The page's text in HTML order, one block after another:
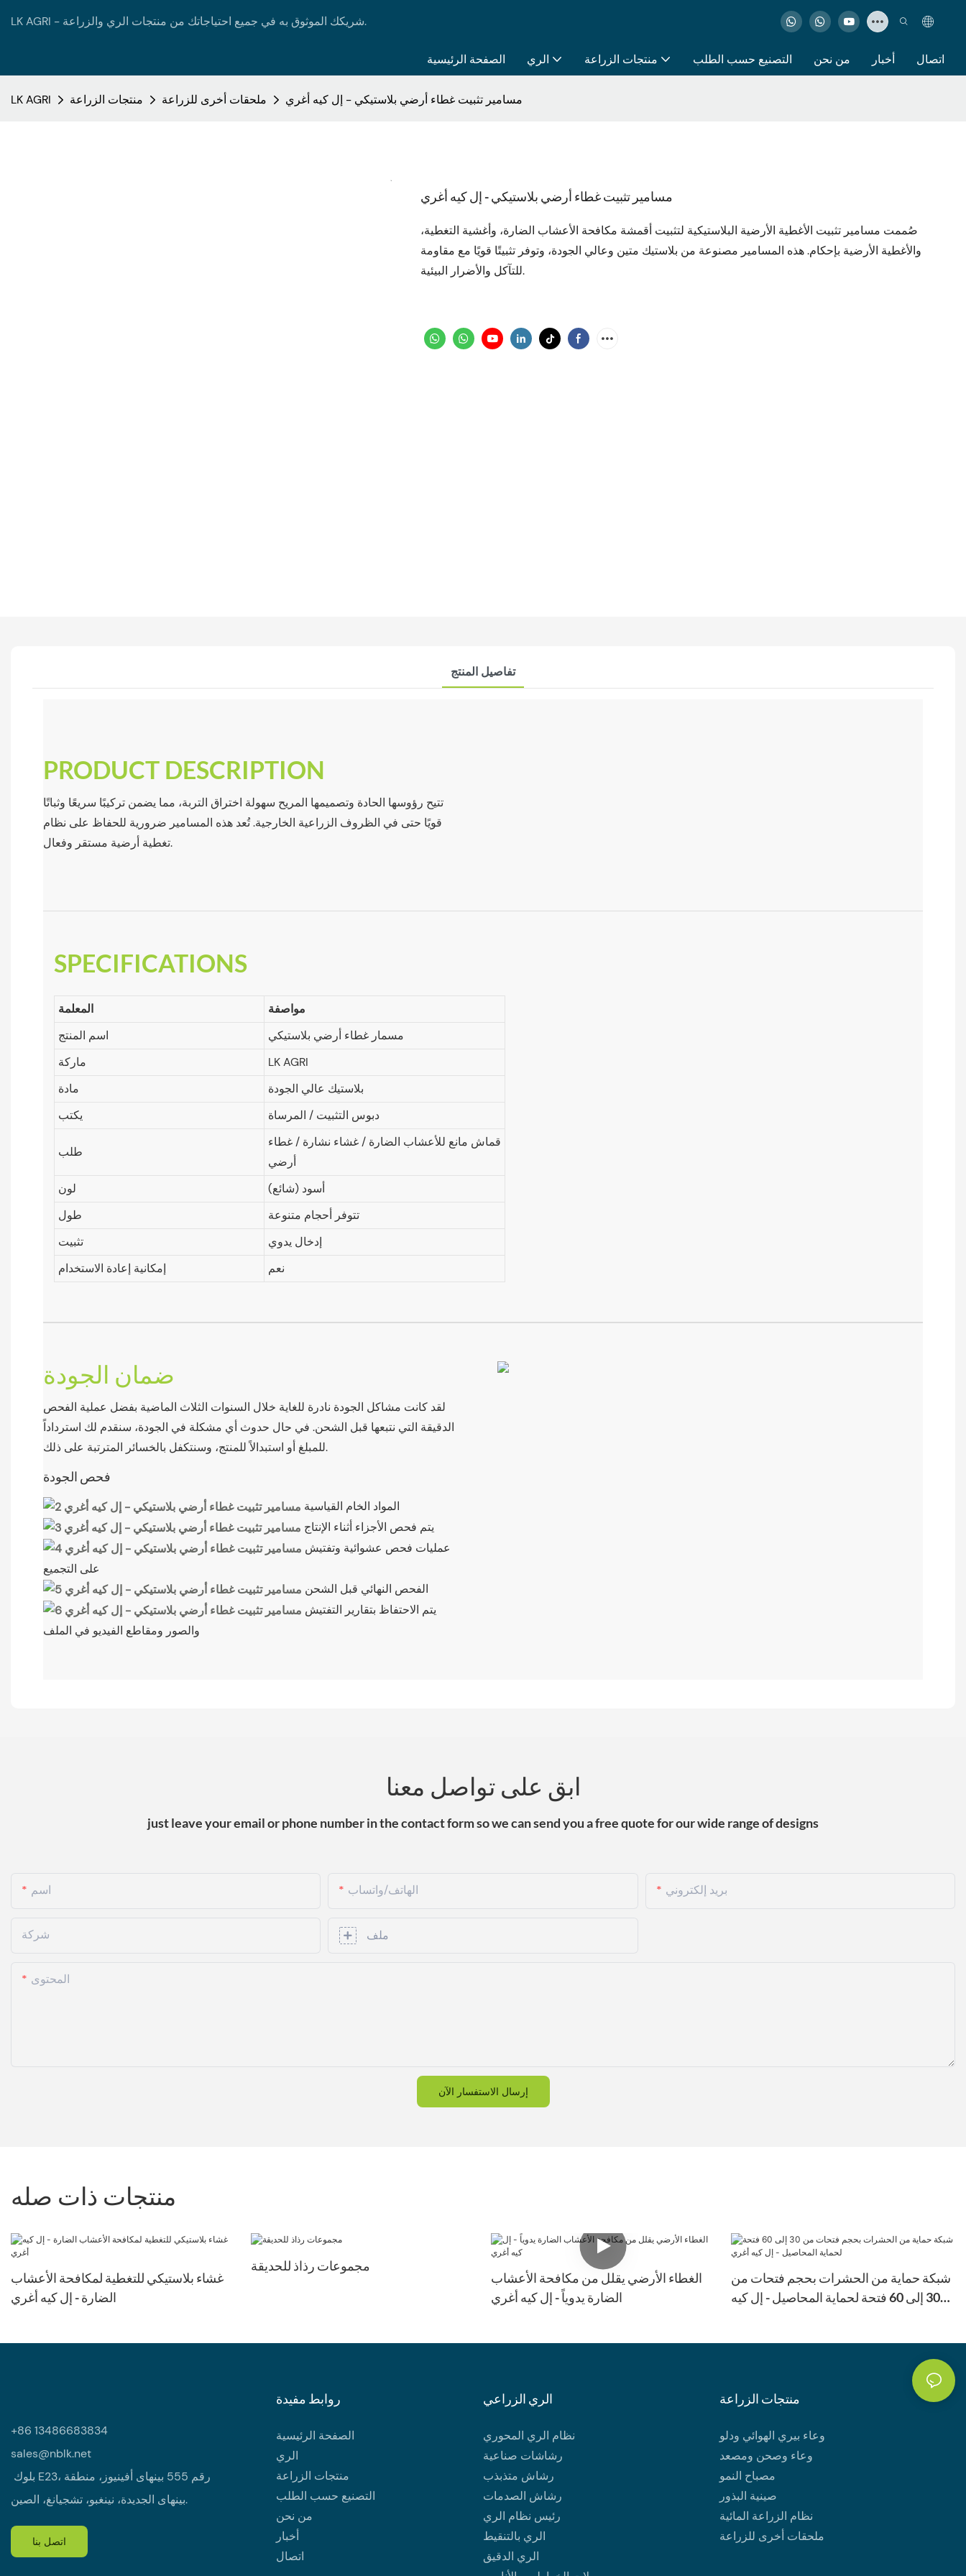
LK AGRI - شريكك الموثوق به في جميع احتياجاتك من منتجات الري والزراعة.
الصفحة الرئيسية الري منتجات الزراعة التصنيع حسب الطلب من نحن أخبار اتصال
LK AGRI منتجات الزراعة ملحقات أخرى للزراعة مسامير تثبيت غطاء أرضي بلاستيكي - إل كيه أغري
مسامير تثبيت غطاء أرضي بلاستيكي - إل كيه أغري
صُممت مسامير تثبيت الأغطية الأرضية البلاستيكية لتثبيت أقمشة مكافحة الأعشاب الضارة، وأغشية التغطية،
والأغطية الأرضية بإحكام. هذه المسامير مصنوعة من بلاستيك متين وعالي الجودة، وتوفر تثبيتًا قويًا مع مقاومة
للتآكل والأضرار البيئية.
تفاصيل المنتج
PRODUCT DESCRIPTION
تتيح رؤوسها الحادة وتصميمها المريح سهولة اختراق التربة، مما يضمن تركيبًا سريعًا وثباتًا
قويًا حتى في الظروف الزراعية الخارجية. تُعد هذه المسامير ضرورية للحفاظ على نظام
تغطية أرضية مستقر وفعال.
SPECIFICATIONS
المعلمة
مواصفة
اسم المنتج
مسمار غطاء أرضي بلاستيكي
ماركة
LK AGRI
مادة
بلاستيك عالي الجودة
يكتب
دبوس التثبيت / المرساة
طلب
قماش مانع للأعشاب الضارة / غشاء نشارة / غطاء
أرضي
لون
أسود (شائع)
طول
تتوفر أحجام متنوعة
تثبيت
إدخال يدوي
إمكانية إعادة الاستخدام
نعم
ضمان الجودة
لقد كانت مشاكل الجودة نادرة للغاية خلال السنوات الثلاث الماضية بفضل عملية الفحص
الدقيقة التي نتبعها قبل الشحن. في حال حدوث أي مشكلة في الجودة، سنقدم لك استرداداً
للمبلغ أو استبدالاً للمنتج، وسنتكفل بالخسائر المترتبة على ذلك.
فحص الجودة
المواد الخام القياسية
يتم فحص الأجزاء أثناء الإنتاج
عمليات فحص عشوائية وتفتيش
على التجميع
الفحص النهائي قبل الشحن
يتم الاحتفاظ بتقارير التفتيش
والصور ومقاطع الفيديو في الملف
ابق على تواصل معنا
just leave your email or phone number in the contact form so we can send you a free quote for our wide range of designs
اسم الهاتف/واتساب بريد إلكتروني
شركة ملف
المحتوى
إرسال الاستفسار الآن
منتجات ذات صله
غشاء بلاستيكي للتغطية لمكافحة الأعشاب
الضارة - إل كيه أغري
مجموعات رذاذ للحديقة
الغطاء الأرضي يقلل من مكافحة الأعشاب
الضارة يدوياً - إل كيه أغري
شبكة حماية من الحشرات بحجم فتحات من
30 إلى 60 فتحة لحماية المحاصيل - إل كيه
+86 13486683834
sales@nblk.net
بينهاى الجديدة، نينغبو، تشجيانغ، الصين.
اتصل بنا
روابط مفيدة
الصفحة الرئيسية
الري
منتجات الزراعة
التصنيع حسب الطلب
من نحن
أخبار
اتصال
الري الزراعي
نظام الري المحوري
رشاشات صناعية
رشاش متذبذب
رشاش الصدمات
رئيس نظام الري
الري بالتنقيط
الري الدقيق
منتجات الزراعة
وعاء بيري الهوائي ودلو
وعاء وصحن ومصعد
مصباح النمو
صينية البذور
نظام الزراعة المائية
ملحقات أخرى للزراعة